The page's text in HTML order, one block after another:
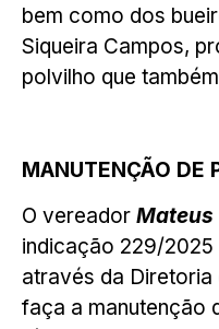
bem como dos
Siqueira Campos,
polvilho que
MANUTENÇÃO DE
O vereador Mateus
indicação 229/2025
através da
faça a manutenção